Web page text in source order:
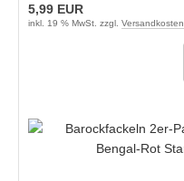
5,99 EUR
inkl. 19 % MwSt. zzgl. Versandkosten